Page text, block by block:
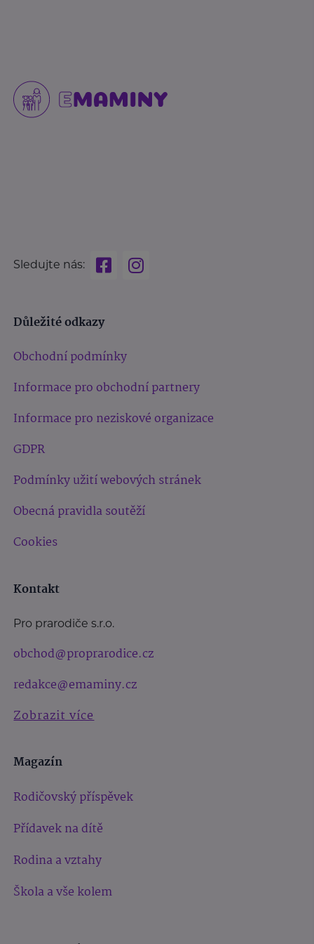
Sledujte nás:
Důležité odkazy
Obchodní podmínky
Informace pro obchodní partnery
Informace pro neziskové organizace
GDPR
Podmínky užití webových stránek
Obecná pravidla soutěží
Cookies
Kontakt
Pro prarodiče s.r.o.
obchod@proprarodice.cz
redakce@emaminy.cz
Zobrazit více
Magazín
Rodičovský příspěvek
Přídavek na dítě
Rodina a vztahy
Škola a vše kolem